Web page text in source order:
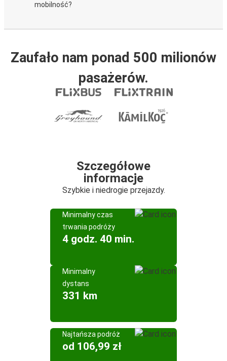
mobilność?
Zaufało nam ponad 500 milionów
pasażerów.
Szczegółowe
informacje
Szybkie i niedrogie przejazdy.
Minimalny czas
trwania podróży
4 godz. 40 min.
Minimalny
dystans
331 km
Najtańsza podróż
od 106,99 zł